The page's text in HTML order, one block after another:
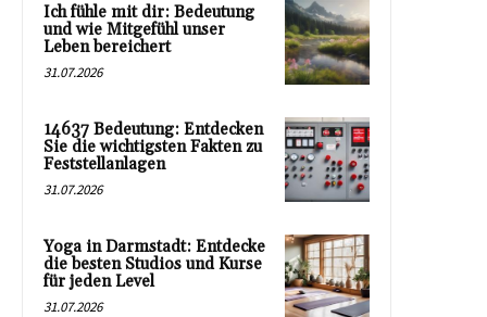
Ich fühle mit dir: Bedeutung
und wie Mitgefühl unser
Leben bereichert
31.07.2026
14637 Bedeutung: Entdecken
Sie die wichtigsten Fakten zu
Feststellanlagen
31.07.2026
Yoga in Darmstadt: Entdecke
die besten Studios und Kurse
für jeden Level
31.07.2026